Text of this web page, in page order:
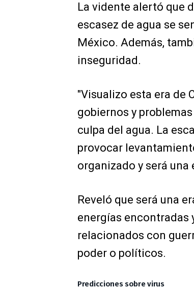
La vidente alertó que
escasez de agua se
México. Además,
inseguridad.
"Visualizo esta era de
gobiernos y
culpa del agua. La
provocar
organizado y será una
Reveló que será una
energías encontradas
relacionados con
poder o políticos.
Predicciones sobre virus